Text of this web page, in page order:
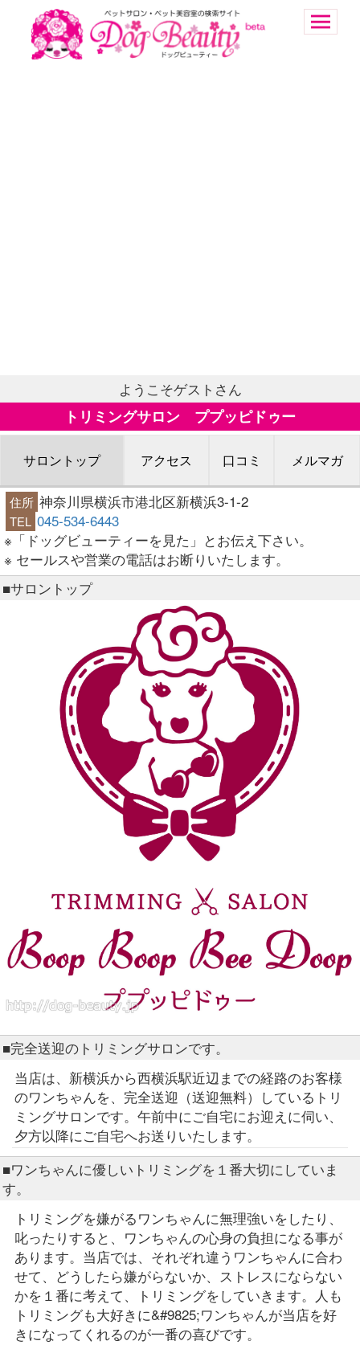
ようこそゲストさん
トリミングサロン ププッピドゥー
サロントップ アクセス 口コミ メルマガ
住所 神奈川県横浜市港北区新横浜3-1-2
TEL 045-534-6443
※「ドッグビューティーを見た」とお伝え下さい。
※ セールスや営業の電話はお断りいたします。
■サロントップ
■完全送迎のトリミングサロンです。
当店は、新横浜から西横浜駅近辺までの経路のお客様
のワンちゃんを、完全送迎（送迎無料）しているトリ
ミングサロンです。午前中にご自宅にお迎えに伺い、
夕方以降にご自宅へお送りいたします。
■ワンちゃんに優しいトリミングを１番大切にしていま
す。
トリミングを嫌がるワンちゃんに無理強いをしたり、
叱ったりすると、ワンちゃんの心身の負担になる事が
あります。当店では、それぞれ違うワンちゃんに合わ
せて、どうしたら嫌がらないか、ストレスにならない
かを１番に考えて、トリミングをしていきます。人も
トリミングも大好きに&#9825;ワンちゃんが当店を好
きになってくれるのが一番の喜びです。